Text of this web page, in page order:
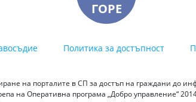
ГОРЕ
Политика за достъпност
на порталите в СП за достъп на граждани до
на Оперативна програма „Добро управление“